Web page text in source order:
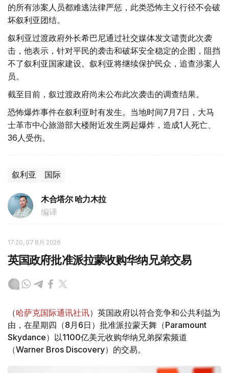
的所有涉案人员都难逃法律严惩，此类恐怖主义行径不会破
坏叙利亚团结。
叙利亚过渡政府外长希巴尼通过社交媒体发文谴责此次袭
击，他表示，针对平民的袭击和破坏安全稳定的企图，阻挡
不了叙利亚国家建设。叙利亚将继续保护民众，追查涉案人
员。
截至目前，叙过渡政府尚未公布此次袭击的调查结果。
恐怖爆炸事件在叙利亚时有发生。当地时间7月7日，大马
士革市中心旅游部大楼附近发生两起爆炸，造成1人死亡、
36人受伤。
叙利亚 国际
木合塔尔 哈力木拉
编译
17:20, 07 8月 2026
英国政府批准派拉蒙收购华纳兄弟交易
（哈萨克国际通讯社讯）英国政府以符合竞争和公共利益为
由，在星期四（8月6日）批准派拉蒙天舞（Paramount
Skydance）以1100亿美元收购华纳兄弟探索频道
（Warner Bros Discovery）的交易。